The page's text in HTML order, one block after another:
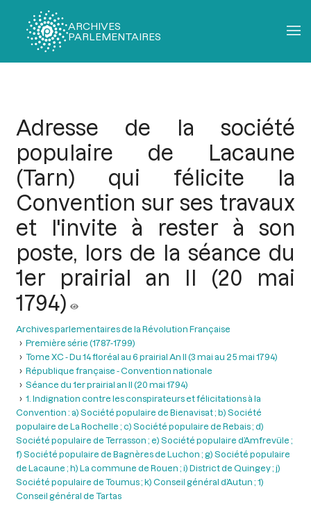
ARCHIVES
PARLEMENTAIRES
Adresse de la société
populaire de Lacaune
(Tarn) qui félicite la
Convention sur ses travaux
et l'invite à rester à son
poste, lors de la séance du
1er prairial an II (20 mai
1794)
Archives parlementaires de la Révolution Française
Première série (1787-1799)
Tome XC - Du 14 floréal au 6 prairial An II (3 mai au 25 mai 1794)
République française - Convention nationale
Séance du 1er prairial an II (20 mai 1794)
1. Indignation contre les conspirateurs et félicitations à la
Convention : a) Société populaire de Bienavisat ; b) Société
populaire de La Rochelle ; c) Société populaire de Rebais ; d)
Société populaire de Terrasson ; e) Société populaire d’Amfrevüle ;
f) Société populaire de Bagnères de Luchon ; g) Société populaire
de Lacaune ; h) La commune de Rouen ; i) District de Quingey ; j)
Société populaire de Toumus ; k) Conseil général d’Autun ; 1)
Conseil général de Tartas